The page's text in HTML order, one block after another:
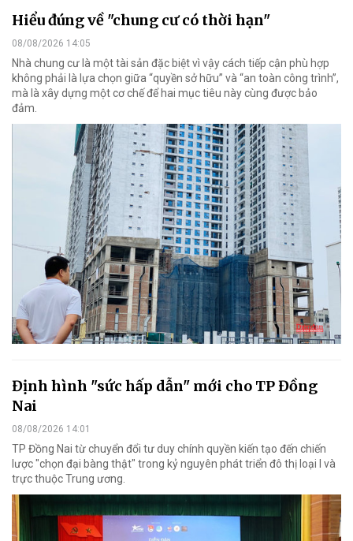
Hiểu đúng về "chung cư có thời hạn"
08/08/2026 14:05
Nhà chung cư là một tài sản đặc biệt vì vậy cách tiếp cận phù hợp
không phải là lựa chọn giữa “quyền sở hữu” và “an toàn công trình”,
mà là xây dựng một cơ chế để hai mục tiêu này cùng được bảo
đảm.
Định hình "sức hấp dẫn" mới cho TP Đồng
Nai
08/08/2026 14:01
TP Đồng Nai từ chuyển đổi tư duy chính quyền kiến tạo đến chiến
lược "chọn đại bàng thật" trong kỷ nguyên phát triển đô thị loại I và
trực thuộc Trung ương.